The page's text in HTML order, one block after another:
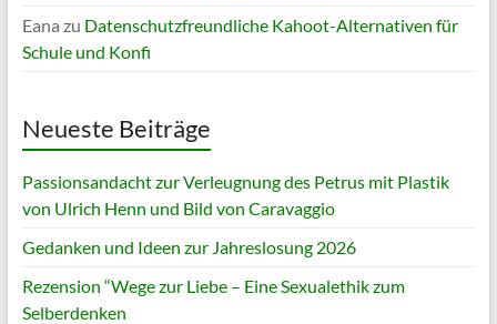
Eana zu Datenschutzfreundliche Kahoot-Alternativen für
Schule und Konfi
Neueste Beiträge
Passionsandacht zur Verleugnung des Petrus mit Plastik
von Ulrich Henn und Bild von Caravaggio
Gedanken und Ideen zur Jahreslosung 2026
Rezension “Wege zur Liebe – Eine Sexualethik zum
Selberdenken